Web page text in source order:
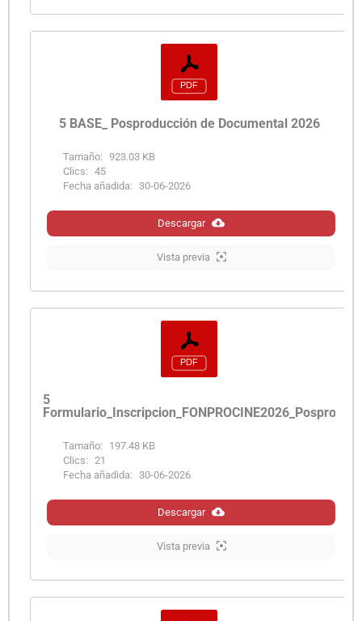
5 BASE_ Posproducción de Documental 2026
Tamaño: 923.03 KB
Clics: 45
Fecha añadida: 30-06-2026
Descargar
Vista previa
5
Tamaño:
197.48 KB
Clics: 21
Fecha añadida: 30-06-2026
Descargar
Vista previa